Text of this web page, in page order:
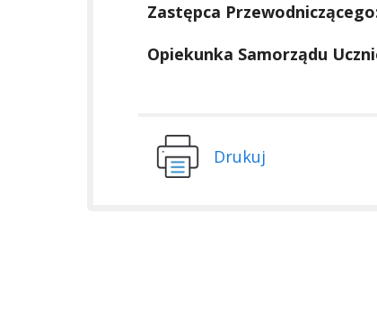
Zastępca
Opiekunka Samorządu
Drukuj